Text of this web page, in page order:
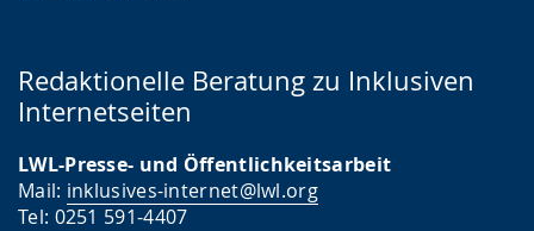
Redaktionelle Beratung zu Inklusiven
Internetseiten
LWL-Presse- und Öffentlichkeitsarbeit
Mail: inklusives-internet@lwl.org
Tel: 0251 591-4407